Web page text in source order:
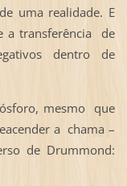
uma realidade. E
a transferência de
dentro de
mesmo que
a chama –
de Drummond: